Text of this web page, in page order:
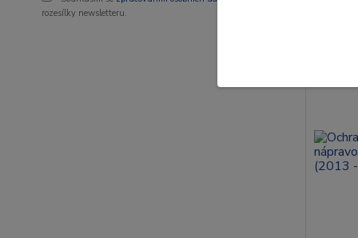
rozesílky newsletteru.